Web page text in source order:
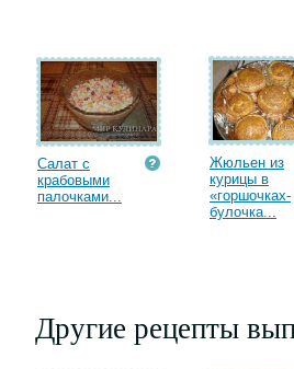
Салат с
крабовыми
палочками...
Жюльен из
курицы в
«горшочках-
булочка...
Другие рецепты